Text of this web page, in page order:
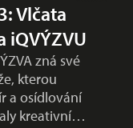
Vlčata
zná své
kterou
a osídlování
kreativní…